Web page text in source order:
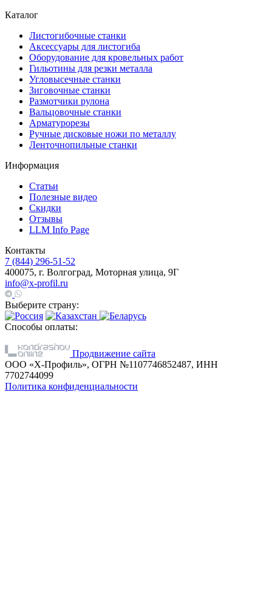
Каталог
Листогибочные станки
Аксессуары для листогиба
Оборудование для кровельных работ
Гильотины для резки металла
Угловысечные станки
Зиговочные станки
Размотчики рулона
Вальцовочные станки
Арматурорезы
Ручные дисковые ножи по металлу
Ленточнопильные станки
Информация
Статьи
Полезные видео
Скидки
Отзывы
LLM Info Page
Контакты
7 (844) 296-51-52
400075, г. Волгоград, Моторная улица, 9Г
info@x-profil.ru
Выберите страну:
Способы оплаты:
Продвижение сайта
ООО «Х-Профиль», ОГРН №1107746852487, ИНН
7702744099
Политика конфиденциальности